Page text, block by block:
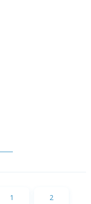
1 2